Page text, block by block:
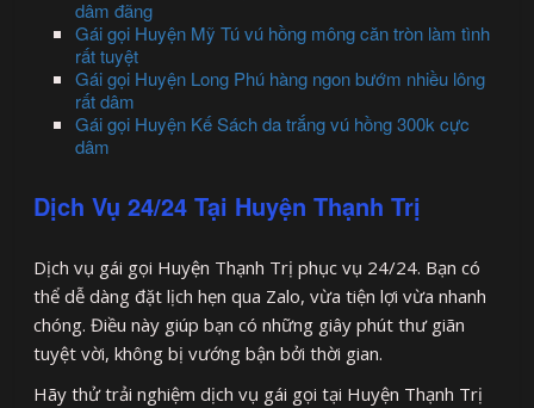
dâm đãng
Gái gọi Huyện Mỹ Tú vú hồng mông căn tròn làm tình
rất tuyệt
Gái gọi Huyện Long Phú hàng ngon bướm nhiều lông
rất dâm
Gái gọi Huyện Kế Sách da trắng vú hồng 300k cực
dâm
Dịch Vụ 24/24 Tại Huyện Thạnh Trị
Dịch vụ gái gọi Huyện Thạnh Trị phục vụ 24/24. Bạn có
thể dễ dàng đặt lịch hẹn qua Zalo, vừa tiện lợi vừa nhanh
chóng. Điều này giúp bạn có những giây phút thư giãn
tuyệt vời, không bị vướng bận bởi thời gian.
Hãy thử trải nghiệm dịch vụ gái gọi tại Huyện Thạnh Trị